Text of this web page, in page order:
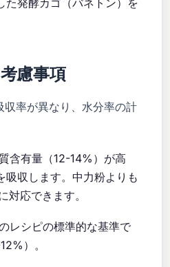
た発酵カゴ（バネトン）を
慮事項
率が異なり、水分率の計
含有量（12-14%）が高
吸収します。中力粉よりも
対応できます。
レシピの標準的な基準で
）。